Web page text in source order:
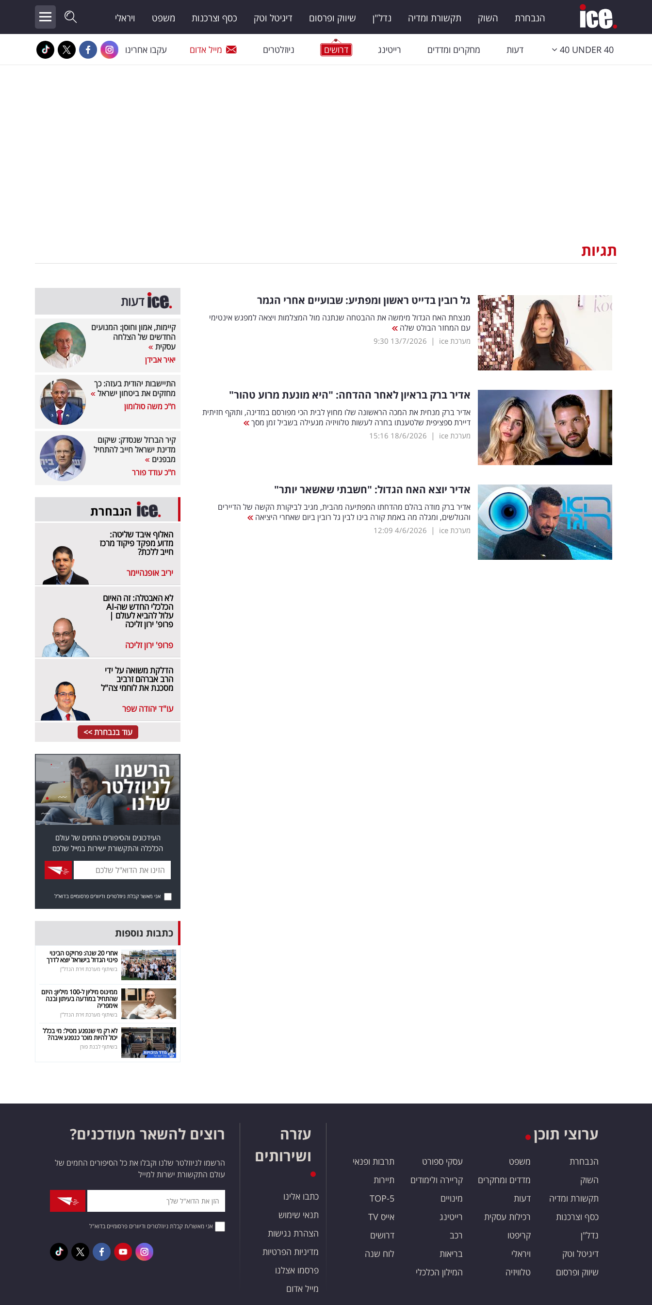
הנבחרת השוק תקשורת ומדיה נדל"ן שיווק ופרסום דיגיטל וטק כסף וצרכנות משפט ויראלי
40 UNDER 40 דעות מחקרים ומדדים רייטינג דרושים ניוזלטרים מייל אדום עקבו אחרינו
תגיות
גל רובין בדייט ראשון ומפתיע: שבועיים אחרי הגמר
מנצחת האח הגדול מימשה את ההבטחה שנתנה מול המצלמות ויצאה למפגש אינטימי
עם המחזר הבולט שלה
מערכת ice |
13/7/2026
9:30
אדיר ברק בראיון לאחר ההדחה: "היא מונעת מרוע טהור"
אדיר ברק מנחית את המכה הראשונה שלו מחוץ לבית הכי מפורסם במדינה, ותוקף חזיתית
דיירת ספציפית שלטענתו בחרה לעשות טלוויזיה מגעילה בשביל זמן מסך
מערכת ice |
18/6/2026
15:16
אדיר יוצא האח הגדול: "חשבתי שאשאר יותר"
אדיר ברק מודה בהלם מהדחתו המפתיעה מהבית, מגיב לביקורת הקשה של הדיירים
והגולשים, ומגלה מה באמת קורה בינו לבין גל רובין ביום שאחרי היציאה
מערכת ice |
4/6/2026
12:09
דעות
קיימות, אמון וחוסן: המנועים
החדשים של הצלחה
עסקית
יאיר אבידן
התיישבות יהודית בעזה: כך
מחזקים את ביטחון ישראל
ח"כ משה סולומון
קיר הברזל שנסדק: שיקום
מדינת ישראל חייב להתחיל
מבפנים
ח"כ עודד פורר
הנבחרת
האלוף איבד שליטה:
מדוע מפקד פיקוד מרכז
חייב ללכת?
יריב אופנהיימר
לא האבטלה: זה האיום
הכלכלי החדש שה-AI
עלול להביא לעולם |
פרופ' ירון זליכה
פרופ' ירון זליכה
הדלקת משואה על ידי
הרב אברהם זרביב
מסכנת את לוחמי צה"ל
עו"ד יהודה שפר
עוד בנבחרת >>
העידכונים והסיפורים החמים של עולם
הכלכלה והתקשורת ישירות במייל שלכם
אני מאשר קבלת ניוזלטרים ודיוורים פרסומיים בדוא"ל
כתבות נוספות
אחרי 20 שנה: פרויקט הבינוי
פינוי הגדול בישראל יוצא לדרך
בשיתוף מערכת זירת הנדל"ן
ממינוס מיליון ל-100 מיליון: היזם
שהתחיל במודעה בעיתון ובנה
אימפריה
בשיתוף מערכת זירת הנדל"ן
לא רק מי שנפגע מטיל: מי בכלל
יכול להיות מוכר כנפגע איבה?
בשיתוף לבנת פורן
ערוצי תוכן
הנבחרת
השוק
תקשורת ומדיה
כסף וצרכנות
נדל"ן
דיגיטל וטק
שיווק ופרסום
משפט
מדדים ומחקרים
דעות
רכילות עסקית
קריפטו
ויראלי
טלוויזיה
עסקי ספורט
קריירה ולימודים
מינויים
רייטינג
רכב
בריאות
המילון הכלכלי
תרבות ופנאי
תיירות
TOP-5
אייס TV
דרושים
לוח שנה
עזרה
ושירותים
כתבו אלינו
תנאי שימוש
הצהרת נגישות
מדיניות הפרטיות
פרסמו אצלנו
מייל אדום
רוצים להשאר מעודכנים?
הרשמו לניוזלטר שלנו וקבלו את כל הסיפורים החמים של
עולם התקשורת ישרות למייל
אני מאשר/ת קבלת ניוזלטרים ודיוורים פרסומיים בדוא"ל